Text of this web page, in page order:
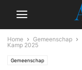
Home Gemeenschap
Kamp 2025
Gemeenschap